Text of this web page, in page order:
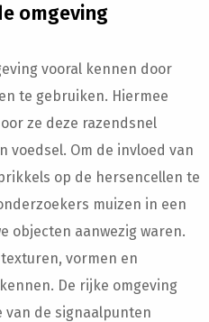
omgeving
vooral kennen door
te gebruiken. Hiermee
ze deze razendsnel
voedsel. Om de invloed van
op de hersencellen te
muizen in een
objecten aanwezig waren.
vormen en
De rijke omgeving
van de signaalpunten